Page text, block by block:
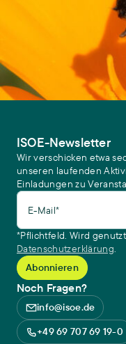
ISOE-Newsletter
Wir verschicken etwa
unseren laufenden
Einladungen zu
E-Mail*
*Pflichtfeld. Wird
Datenschutzerklärung.
Noch Fragen?
info@isoe.de
+49 69 707 69 19-0